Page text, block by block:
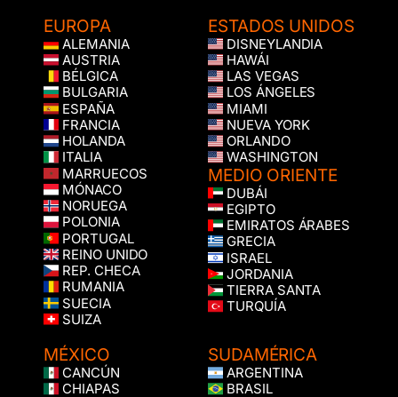
EUROPA
ALEMANIA
AUSTRIA
BÉLGICA
BULGARIA
ESPAÑA
FRANCIA
HOLANDA
ITALIA
MARRUECOS
MÓNACO
NORUEGA
POLONIA
PORTUGAL
REINO UNIDO
REP. CHECA
RUMANIA
SUECIA
SUIZA
ESTADOS UNIDOS
DISNEYLANDIA
HAWÁI
LAS VEGAS
LOS ÁNGELES
MIAMI
NUEVA YORK
ORLANDO
WASHINGTON
MEDIO ORIENTE
DUBÁI
EGIPTO
EMIRATOS ÁRABES
GRECIA
ISRAEL
JORDANIA
TIERRA SANTA
TURQUÍA
MÉXICO
CANCÚN
CHIAPAS
SUDAMÉRICA
ARGENTINA
BRASIL